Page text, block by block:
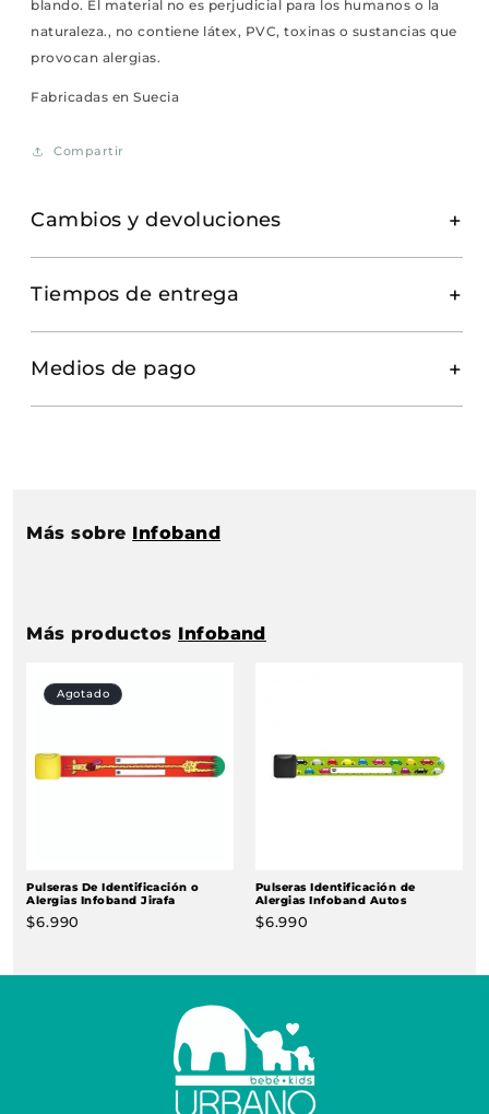
blando. El material no es perjudicial para los humanos o la
naturaleza., no contiene látex, PVC, toxinas o sustancias que
provocan alergias.
Fabricadas en Suecia
Compartir
Cambios y devoluciones
Tiempos de entrega
Medios de pago
Más sobre Infoband
Más productos Infoband
Agotado
Pulseras De Identificación o
Alergias Infoband Jirafa
Precio
$6.990
Pulseras Identificación de
Alergias Infoband Autos
Precio
$6.990